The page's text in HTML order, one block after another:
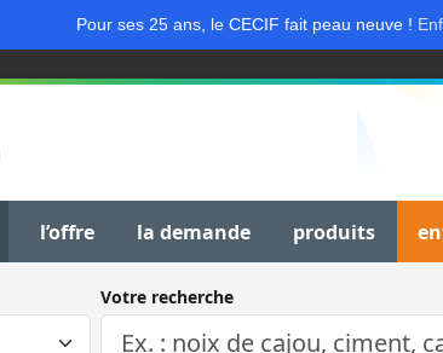
Pour ses 25 ans, le CECIF fait peau neuve !
l’offre la demande produits
Votre recherche